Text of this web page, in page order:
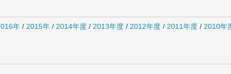
年 / 2015年 / 2014年度 / 2013年度 / 2012年度 / 2011年度 / 2010年